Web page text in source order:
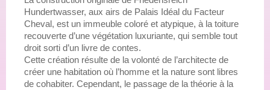
Hundertwasser, aux airs de Palais Idéal du Facteur
Cheval, est un immeuble coloré et atypique, à la toiture
recouverte d’une végétation luxuriante, qui semble tout
droit sorti d’un livre de contes.
Cette création résulte de la volonté de l’architecte de
créer une habitation où l’homme et la nature sont libres
de cohabiter. Cependant, le passage de la théorie à la